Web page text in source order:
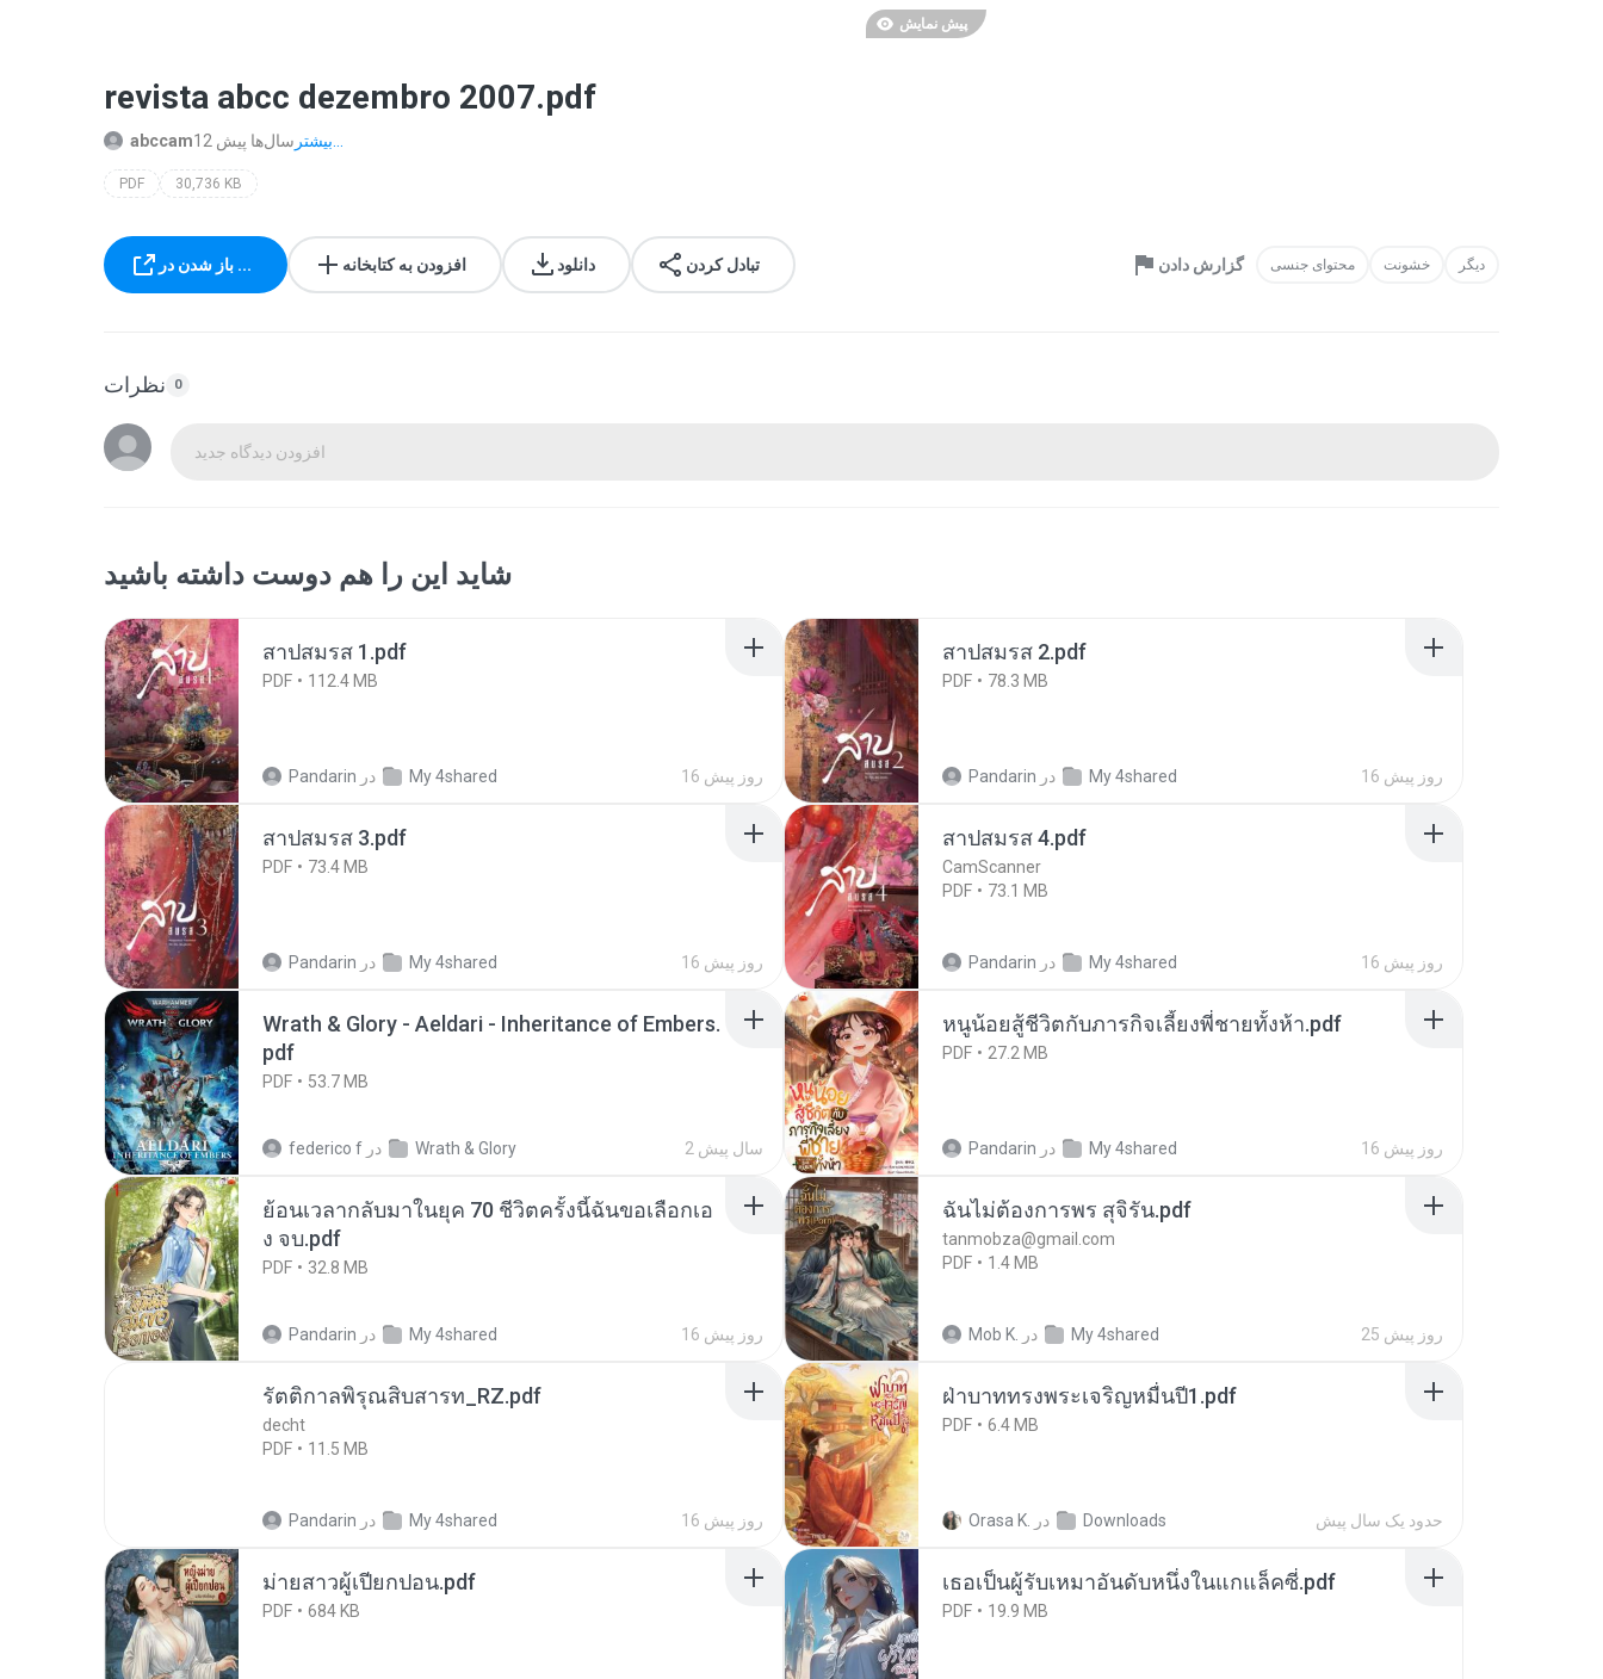
پیش نمایش
revista abcc dezembro 2007.pdf
abccam 12 سال‌ها پیش
PDF 30,736 KB
باز شدن در ... افزودن به کتابخانه دانلود تبادل کردن گزارش دادن محتوای جنسی خشونت دیگر
نظرات 0
افزودن دیدگاه جدید
شاید این را هم دوست داشته باشید
สาปสมรส 1.pdf
PDF 112.4 MB
Pandarin در My 4shared 16 روز پیش
สาปสมรส 2.pdf
PDF 78.3 MB
Pandarin در My 4shared 16 روز پیش
สาปสมรส 3.pdf
PDF 73.4 MB
Pandarin در My 4shared 16 روز پیش
สาปสมรส 4.pdf
CamScanner
PDF
73.1 MB
Pandarin در My 4shared 16 روز پیش
Wrath & Glory - Aeldari - Inheritance of Embers.
pdf
PDF 53.7 MB
federico f در Wrath & Glory 2 سال پیش
หนูน้อยสู้ชีวิตกับภารกิจเลี้ยงพี่ชายทั้งห้า.pdf
PDF 27.2 MB
Pandarin در My 4shared 16 روز پیش
ย้อนเวลากลับมาในยุค 70 ชีวิตครั้งนี้ฉันขอเลือกเอ
ง จบ.pdf
PDF 32.8 MB
Pandarin در My 4shared 16 روز پیش
ฉันไม่ต้องการพร สุจิรัน.pdf
tanmobza@gmail.com
PDF
1.4 MB
Mob K. در My 4shared 25 روز پیش
รัตติกาลพิรุณสิบสารท_RZ.pdf
decht
PDF
11.5 MB
Pandarin در My 4shared 16 روز پیش
ฝ่าบาททรงพระเจริญหมื่นปี1.pdf
PDF 6.4 MB
Orasa K. در Downloads حدود یک سال پیش
ม่ายสาวผู้เปียกปอน.pdf
PDF 684 KB
เธอเป็นผู้รับเหมาอันดับหนึ่งในแกแล็คซี่.pdf
PDF 19.9 MB